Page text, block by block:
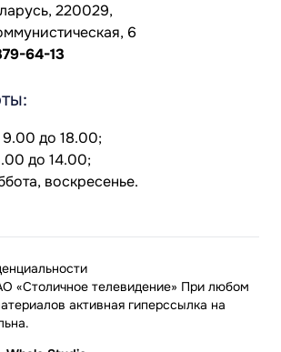
220029,
6
64-13
до 18.00;
до 14.00;
воскресенье.
«Столичное телевидение» При любом
активная гиперссылка на